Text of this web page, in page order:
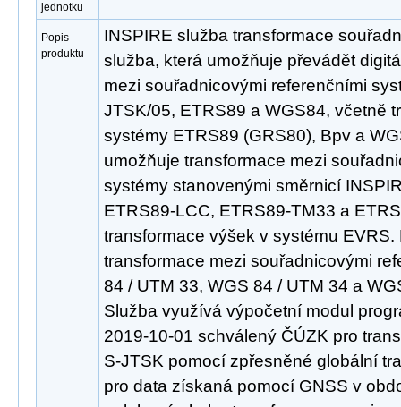
jednotku
Popis
produktu
INSPIRE služba transformace
služba, která umožňuje převádět
mezi souřadnicovými referenčními
JTSK/05, ETRS89 a WGS84, včetně
systémy ETRS89 (GRS80), Bpv a
umožňuje transformace mezi
systémy stanovenými směrnicí
ETRS89-LCC, ETRS89-TM33 a
transformace výšek v systému
transformace mezi souřadnicovými
84 / UTM 33, WGS 84 / UTM 34 a
Služba využívá výpočetní modul
2019-10-01 schválený ČÚZK pro
S-JTSK pomocí zpřesněné globální
pro data získaná pomocí GNSS v